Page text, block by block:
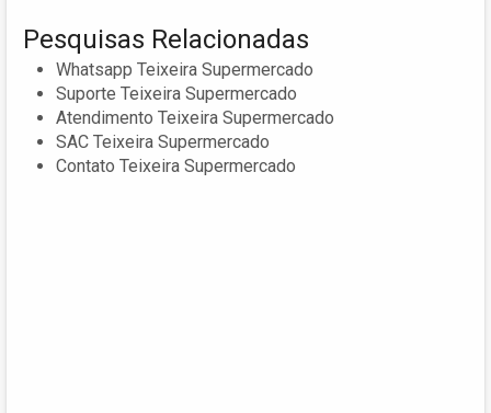
Pesquisas Relacionadas
Whatsapp Teixeira Supermercado
Suporte Teixeira Supermercado
Atendimento Teixeira Supermercado
SAC Teixeira Supermercado
Contato Teixeira Supermercado